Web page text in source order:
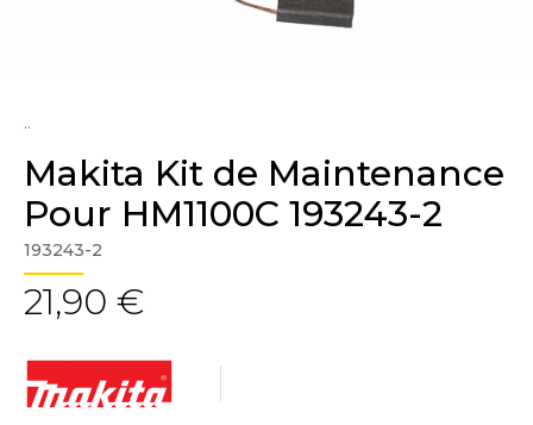
..
Makita Kit de Maintenance
Pour HM1100C 193243-2
193243-2
21,90 €